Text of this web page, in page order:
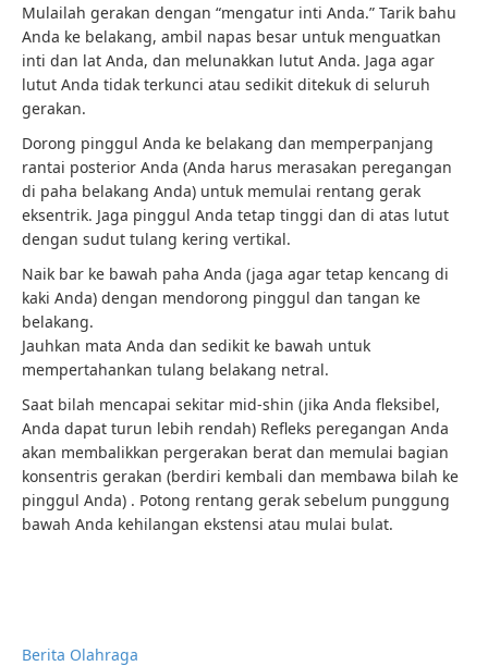
Mulailah gerakan dengan “mengatur inti Anda.” Tarik bahu
Anda ke belakang, ambil napas besar untuk menguatkan
inti dan lat Anda, dan melunakkan lutut Anda. Jaga agar
lutut Anda tidak terkunci atau sedikit ditekuk di seluruh
gerakan.
Dorong pinggul Anda ke belakang dan memperpanjang
rantai posterior Anda (Anda harus merasakan peregangan
di paha belakang Anda) untuk memulai rentang gerak
eksentrik. Jaga pinggul Anda tetap tinggi dan di atas lutut
dengan sudut tulang kering vertikal.
Naik bar ke bawah paha Anda (jaga agar tetap kencang di
kaki Anda) dengan mendorong pinggul dan tangan ke
belakang.
Jauhkan mata Anda dan sedikit ke bawah untuk
mempertahankan tulang belakang netral.
Saat bilah mencapai sekitar mid-shin (jika Anda fleksibel,
Anda dapat turun lebih rendah) Refleks peregangan Anda
akan membalikkan pergerakan berat dan memulai bagian
konsentris gerakan (berdiri kembali dan membawa bilah ke
pinggul Anda) . Potong rentang gerak sebelum punggung
bawah Anda kehilangan ekstensi atau mulai bulat.
Berita Olahraga